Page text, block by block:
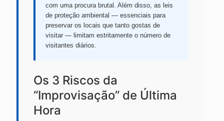
com uma procura brutal. Além disso, as leis
de proteção ambiental — essenciais para
preservar os locais que tanto gostas de
visitar — limitam estritamente o número de
visitantes diários.
Os 3 Riscos da
“Improvisação” de Última
Hora